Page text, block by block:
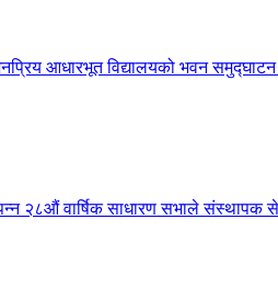
आधारभूत विद्यालयको भवन
वार्षिक साधारण सभाले संस्थापक